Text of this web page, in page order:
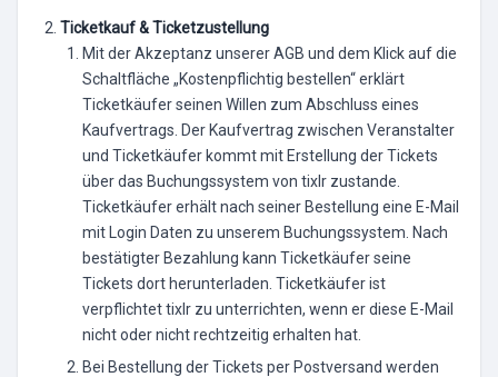
Ticketkauf & Ticketzustellung
Mit der Akzeptanz unserer AGB und dem Klick auf die
Schaltfläche „Kostenpflichtig bestellen“ erklärt
Ticketkäufer seinen Willen zum Abschluss eines
Kaufvertrags. Der Kaufvertrag zwischen Veranstalter
und Ticketkäufer kommt mit Erstellung der Tickets
über das Buchungssystem von tixlr zustande.
Ticketkäufer erhält nach seiner Bestellung eine E-Mail
mit Login Daten zu unserem Buchungssystem. Nach
bestätigter Bezahlung kann Ticketkäufer seine
Tickets dort herunterladen. Ticketkäufer ist
verpflichtet tixlr zu unterrichten, wenn er diese E-Mail
nicht oder nicht rechtzeitig erhalten hat.
Bei Bestellung der Tickets per Postversand werden